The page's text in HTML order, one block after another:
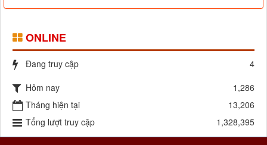
ONLINE
Đang truy cập
4
Hôm nay
1,286
Tháng hiện tại
13,206
Tổng lượt truy cập
1,328,395